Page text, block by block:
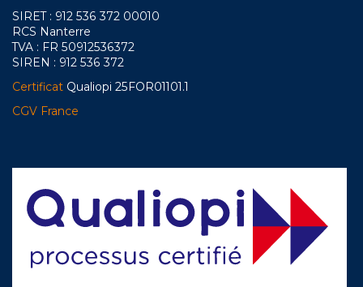
SIRET : 912 536 372 00010
RCS Nanterre
TVA : FR 50912536372
SIREN : 912 536 372
Certificat Qualiopi 25FOR01101.1
CGV France